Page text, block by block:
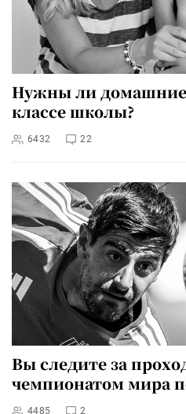
Нужны ли домашние
классе школы?
6432 22
Вы следите за
чемпионатом мира
4485 2